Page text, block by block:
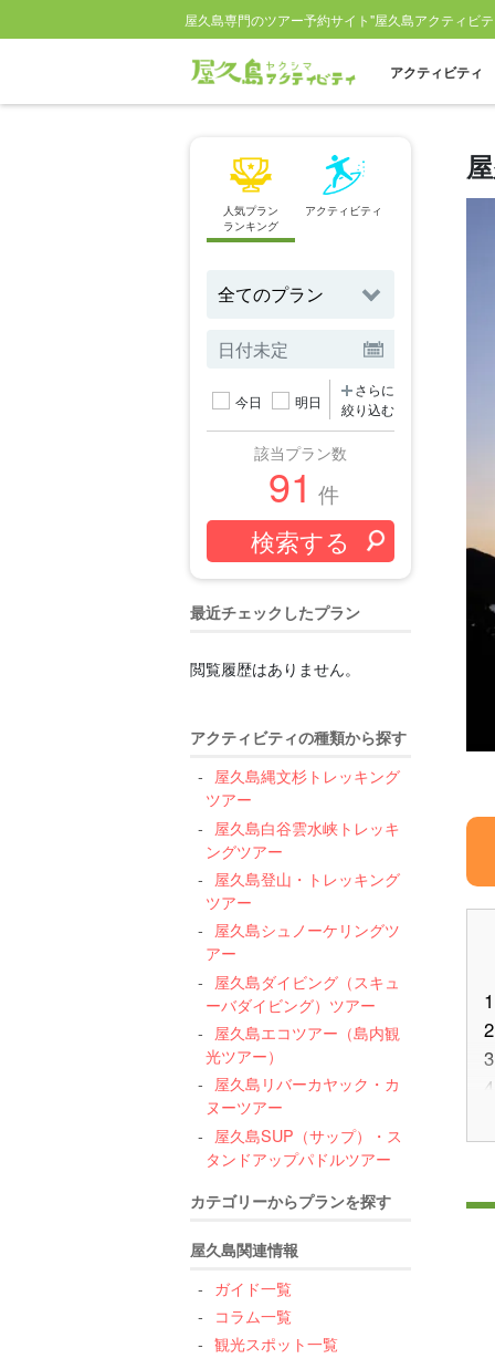
屋久島専門のツアー予約サイト"屋久島アクティビ
アクティビティ
人気プラン
ランキング
アクティビティ
今日 明日
さらに
絞り込む
該当プラン数
91 件
最近チェックしたプラン
閲覧履歴はありません。
アクティビティの種類から探す
屋久島縄文杉トレッキング
ツアー
屋久島白谷雲水峡トレッキ
ングツアー
屋久島登山・トレッキング
ツアー
屋久島シュノーケリングツ
アー
屋久島ダイビング（スキュ
ーバダイビング）ツアー
屋久島エコツアー（島内観
光ツアー）
屋久島リバーカヤック・カ
ヌーツアー
屋久島SUP（サップ）・ス
タンドアップパドルツアー
カテゴリーからプランを探す
屋久島関連情報
ガイド一覧
コラム一覧
観光スポット一覧